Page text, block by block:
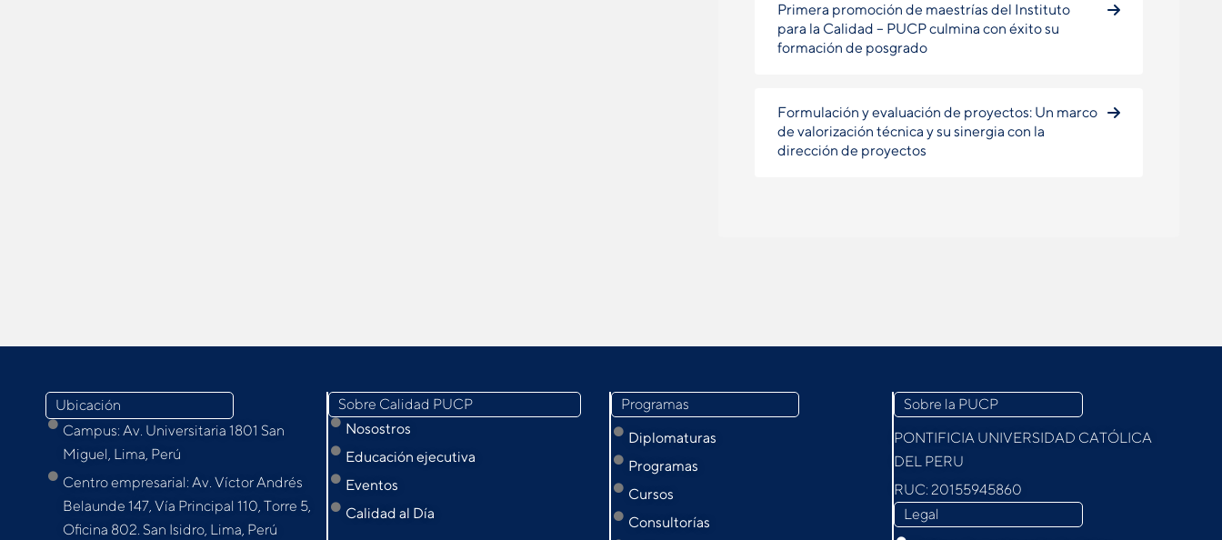
Primera promoción de maestrías del Instituto
para la Calidad – PUCP culmina con éxito su
formación de posgrado
Formulación y evaluación de proyectos: Un marco
de valorización técnica y su sinergia con la
dirección de proyectos
Ubicación
Campus: Av. Universitaria 1801 San
Miguel, Lima, Perú
Centro empresarial: Av. Víctor Andrés
Belaunde 147, Vía Principal 110, Torre 5,
Oﬁcina 802. San Isidro, Lima, Perú
Sobre Calidad PUCP
Nosostros
Educación ejecutiva
Eventos
Calidad al Día
Programas
Diplomaturas
Programas
Cursos
Consultorías
Sobre la PUCP
PONTIFICIA UNIVERSIDAD CATÓLICA
DEL PERU
RUC: 20155945860
Legal